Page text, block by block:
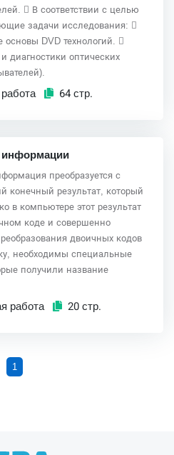
 В соответствии с целью
задачи исследования: 
основы DVD технологий. 
диагностики оптических
64 стр.
информации
преобразуется с
конечный результат, который
в компьютере этот результат
коде и совершенно
двоичных кодов
необходимы специальные
получили название
работа 20 стр.
1